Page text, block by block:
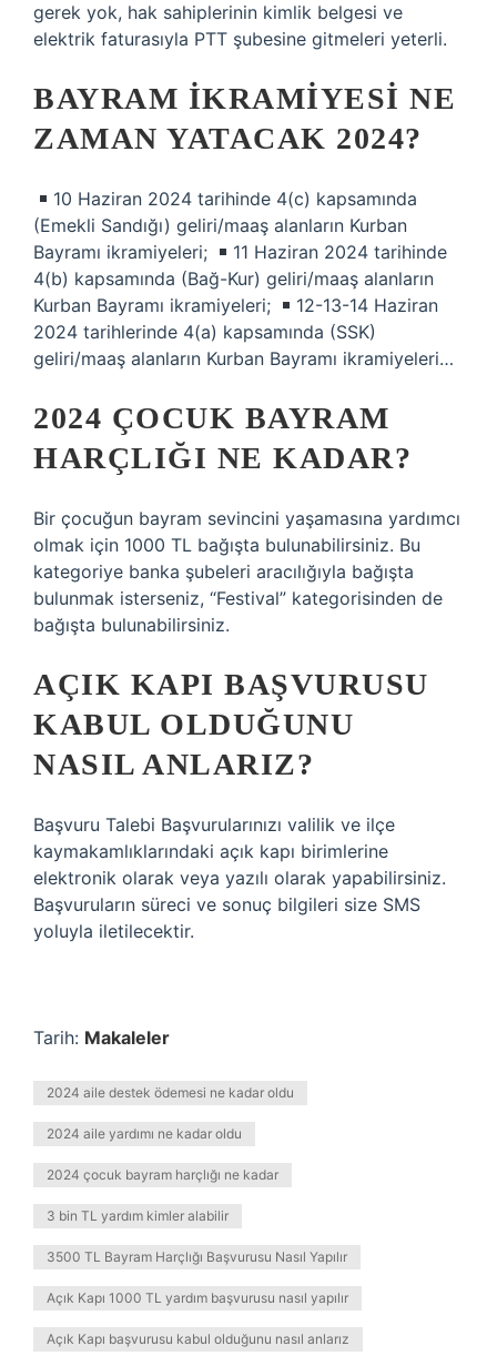
gerek yok, hak sahiplerinin kimlik belgesi ve
elektrik faturasıyla PTT şubesine gitmeleri yeterli.
BAYRAM IKRAMIYESI NE
ZAMAN YATACAK 2024?
10 Haziran 2024 tarihinde 4(c) kapsamında
(Emekli Sandığı) geliri/maaş alanların Kurban
Bayramı ikramiyeleri;
11 Haziran 2024 tarihinde
4(b) kapsamında (Bağ-Kur) geliri/maaş alanların
Kurban Bayramı ikramiyeleri;
12-13-14 Haziran
2024 tarihlerinde 4(a) kapsamında (SSK)
geliri/maaş alanların Kurban Bayramı ikramiyeleri…
2024 ÇOCUK BAYRAM
HARÇLIĞI NE KADAR?
Bir çocuğun bayram sevincini yaşamasına yardımcı
olmak için 1000 TL bağışta bulunabilirsiniz. Bu
kategoriye banka şubeleri aracılığıyla bağışta
bulunmak isterseniz, “Festival” kategorisinden de
bağışta bulunabilirsiniz.
AÇIK KAPI BAŞVURUSU
KABUL OLDUĞUNU
NASIL ANLARIZ?
Başvuru Talebi Başvurularınızı valilik ve ilçe
kaymakamlıklarındaki açık kapı birimlerine
elektronik olarak veya yazılı olarak yapabilirsiniz.
Başvuruların süreci ve sonuç bilgileri size SMS
yoluyla iletilecektir.
Tarih: Makaleler
2024 aile destek ödemesi ne kadar oldu
2024 aile yardımı ne kadar oldu
2024 çocuk bayram harçlığı ne kadar
3 bin TL yardım kimler alabilir
3500 TL Bayram Harçlığı Başvurusu Nasıl Yapılır
Açık Kapı 1000 TL yardım başvurusu nasıl yapılır
Açık Kapı başvurusu kabul olduğunu nasıl anlarız